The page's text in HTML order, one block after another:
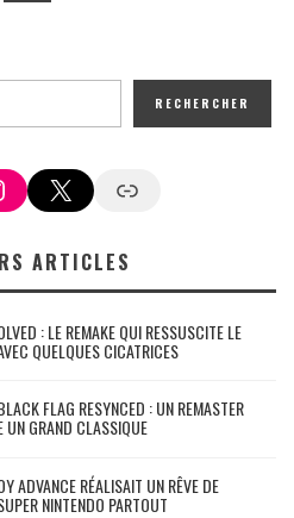
RECHERCHER
X Google News
ARTICLES
: LE REMAKE QUI RESSUSCITE LE
QUELQUES CICATRICES
FLAG RESYNCED : UN REMASTER
GRAND CLASSIQUE
ADVANCE RÉALISAIT UN RÊVE DE
NINTENDO PARTOUT